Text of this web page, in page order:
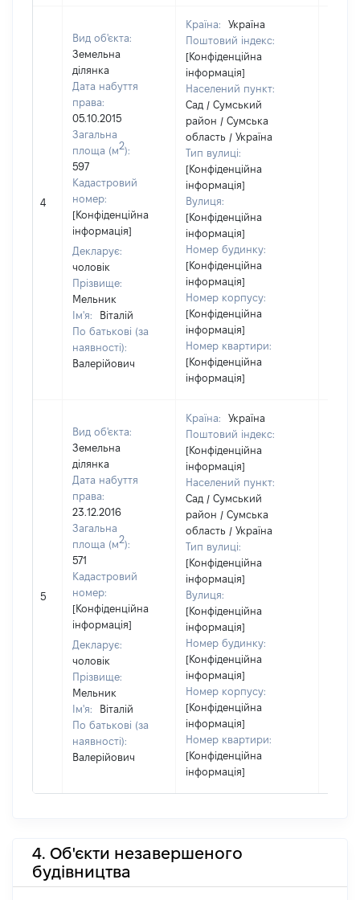
4
Вид об'єкта:
Земельна
ділянка
Дата набуття
права:
05.10.2015
Загальна
площа (м2):
597
Кадастровий
номер:
[Конфіденційна
інформація]
Декларує:
чоловік
Прізвище:
Мельник
Ім'я:
Віталій
По батькові (за
наявності):
Валерійович
Країна:
Україна
Поштовий індекс:
[Конфіденційна
інформація]
Населений пункт:
Сад / Сумський
район / Сумська
область / Україна
Тип вулиці:
[Конфіденційна
інформація]
Вулиця:
[Конфіденційна
інформація]
Номер будинку:
[Конфіденційна
інформація]
Номер корпусу:
[Конфіденційна
інформація]
Номер квартири:
[Конфіденційна
інформація]
5
Вид об'єкта:
Земельна
ділянка
Дата набуття
права:
23.12.2016
Загальна
площа (м2):
571
Кадастровий
номер:
[Конфіденційна
інформація]
Декларує:
чоловік
Прізвище:
Мельник
Ім'я:
Віталій
По батькові (за
наявності):
Валерійович
Країна:
Україна
Поштовий індекс:
[Конфіденційна
інформація]
Населений пункт:
Сад / Сумський
район / Сумська
область / Україна
Тип вулиці:
[Конфіденційна
інформація]
Вулиця:
[Конфіденційна
інформація]
Номер будинку:
[Конфіденційна
інформація]
Номер корпусу:
[Конфіденційна
інформація]
Номер квартири:
[Конфіденційна
інформація]
4. Об'єкти незавершеного
будівництва